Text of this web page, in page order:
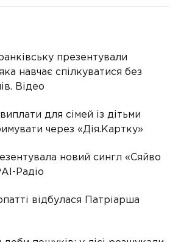
презентували
навчає спілкуватися без
Відео
для сімей із дітьми
через «Дія.Картку»
новий сингл «Сяйво
Радіо
відбулася Патріарша